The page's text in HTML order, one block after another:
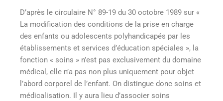
D’après le circulaire N° 89-19 du 30 octobre 1989 sur «
La modification des conditions de la prise en charge
des enfants ou adolescents polyhandicapés par les
établissements et services d’éducation spéciales », la
fonction « soins » n’est pas exclusivement du domaine
médical, elle n’a pas non plus uniquement pour objet
l’abord corporel de l’enfant. On distingue donc soins et
médicalisation. Il y aura lieu d’associer soins